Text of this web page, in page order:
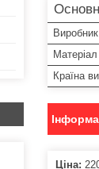
Виробник
Матеріал
Країна
Ціна: